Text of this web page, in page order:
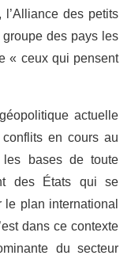
des petits
des pays les
« ceux qui pensent
actuelle
en cours au
les bases de toute
des États qui se
le plan international
dans ce contexte
du secteur